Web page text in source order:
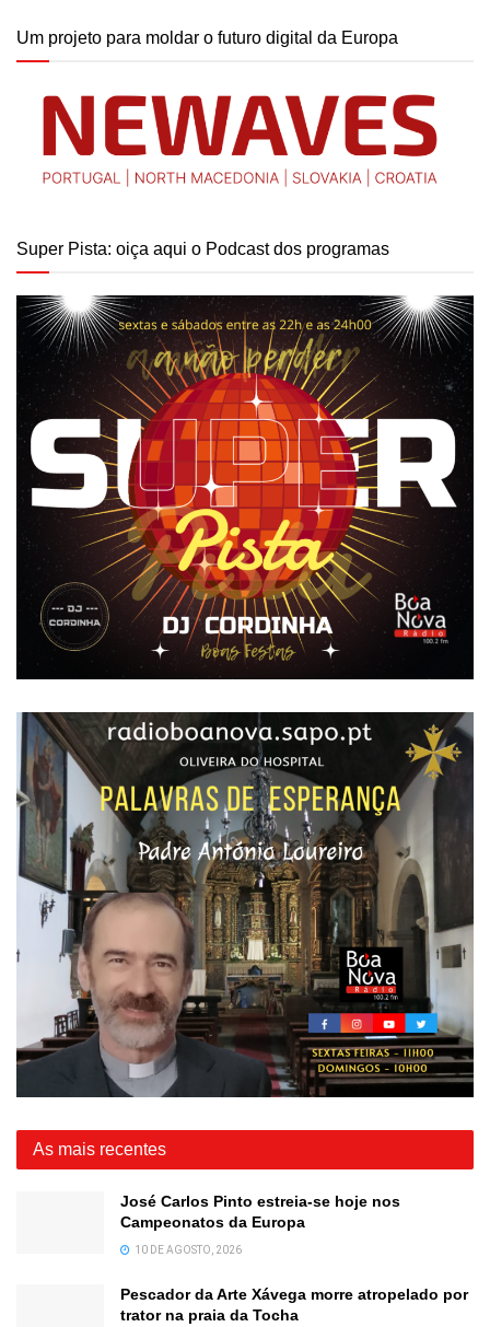
Um projeto para moldar o futuro digital da Europa
Super Pista: oiça aqui o Podcast dos programas
As mais recentes
José Carlos Pinto estreia-se hoje nos
Campeonatos da Europa
10 DE AGOSTO, 2026
Pescador da Arte Xávega morre atropelado por
trator na praia da Tocha